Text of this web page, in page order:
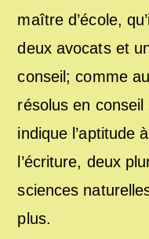
maître d’école,
deux avocats et
conseil; comme
résolus en conseil
indique l’aptitude
l’écriture, deux
sciences
plus.